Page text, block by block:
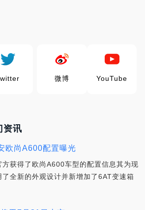
微博 YouTube
资讯
欧尚A600配置曝光
方获得了欧尚A600车型的配置信息其为现
全新的外观设计并新增加了6AT变速箱